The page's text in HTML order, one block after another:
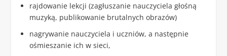
rajdowanie lekcji (zagłuszanie nauczyciela głośną
muzyką, publikowanie brutalnych obrazów)
nagrywanie nauczyciela i uczniów, a następnie
ośmieszanie ich w sieci,